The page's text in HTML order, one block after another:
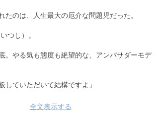
たのは、人生最大の厄介な問題児だった。
つし）。
。やる気も態度も絶望的な、アンバサダーモデ
していただいて結構ですよ」
がるほど続けてやるから」
全文表示する